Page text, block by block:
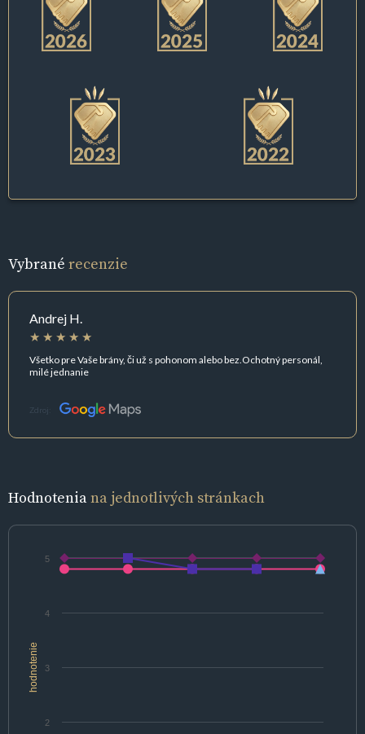
Vybrané recenzie
Andrej H.
Všetko pre Vaše brány, či už s pohonom alebo bez.Ochotný personál,
milé jednanie
Zdroj:
Hodnoteniana jednotlivých stránkach
hodnotenie
2
3
4
5